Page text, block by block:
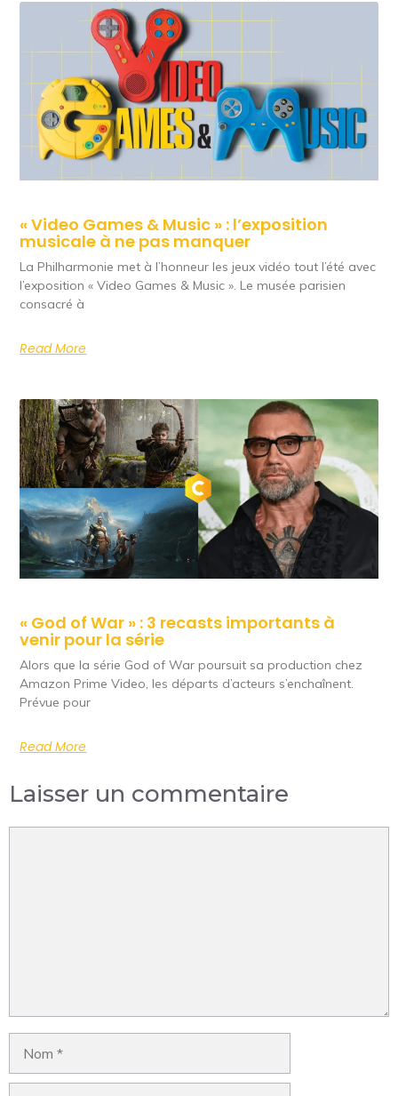
« Video Games & Music » : l’exposition
musicale à ne pas manquer
La Philharmonie met à l’honneur les jeux vidéo tout l’été avec
l’exposition « Video Games & Music ». Le musée parisien
consacré à
Read More
« God of War » : 3 recasts importants à
venir pour la série
Alors que la série God of War poursuit sa production chez
Amazon Prime Video, les départs d’acteurs s’enchaînent.
Prévue pour
Read More
Laisser un commentaire